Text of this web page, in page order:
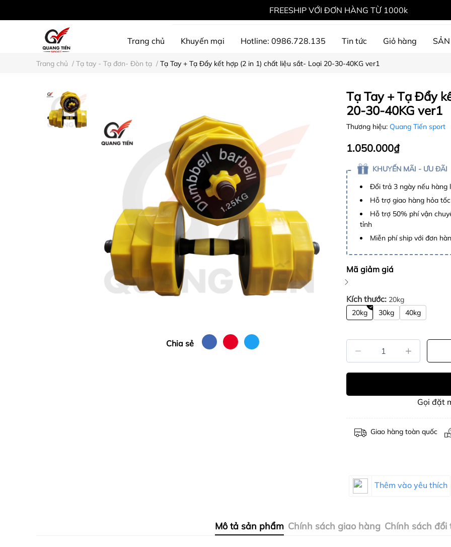
FREESHIP VỚI ĐƠN HÀNG TỪ 1000k
Trang chủ Khuyến mại Hotline: 0986.728.135 Tin tức Giỏ hàng
Trang chủ / Tạ tay - Tạ đơn- Đòn tạ / Tạ Tay + Tạ Đẩy kết hợp (2 in 1) chất liệu sắt- Loại 20-30-40KG ver1
Chia sẻ
Tạ Tay + Tạ Đẩy
20-30-40KG ver1
Thương hiệu: Quang Tiến sport
1.050.000₫
KHUYẾN MÃI - ƯU ĐÃI
Đổi trả 3 ngày nếu hàng
Hỗ trợ giao hàng hỏa
Hỗ trợ 50% phí vận
tỉnh
Miễn phí ship với đơn
Mã giảm giá
Kích thước: 20kg
20kg
30kg 40kg
Gọi đặt
Giao hàng toàn quốc
Thêm vào yêu thích
Mô tả sản phẩm Chính sách giao hàng Chính sách đổi